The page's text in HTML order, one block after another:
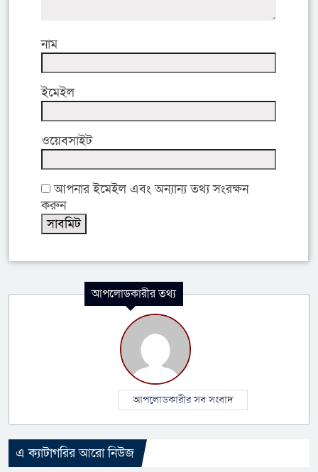
নাম
ইমেইল
ওয়েবসাইট
আপনার ইমেইল এবং অন্যান্য তথ্য সংরক্ষন
করুন
আপলোডকারীর তথ্য
আপলোডকারীর সব সংবাদ
এ ক্যাটাগরির আরো নিউজ